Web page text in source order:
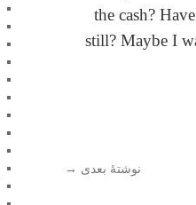
the cash?
still? Maybe I
نوشتهٔ بعدی →